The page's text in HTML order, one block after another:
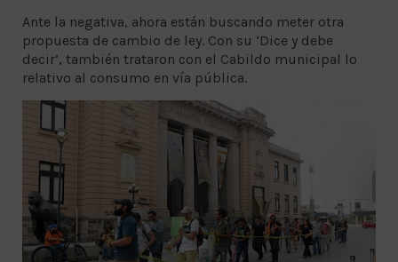
Ante la negativa, ahora están buscando meter otra
propuesta de cambio de ley. Con su ‘Dice y debe
decir’, también trataron con el Cabildo municipal lo
relativo al consumo en vía pública.